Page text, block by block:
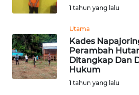
1 tahun yang lalu
Utama
Kades
Perambah
Ditangkap Dan
Hukum
1 tahun yang lalu
WN
SULUT
WN
MALUKU
WN